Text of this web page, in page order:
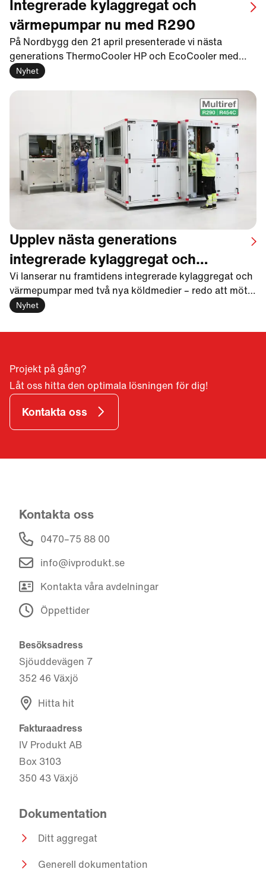
Integrerade kylaggregat och
värmepumpar nu med R290
På Nordbygg den 21 april presenterade vi nästa
generations ThermoCooler HP och EcoCooler med
R290 – ett helt naturligt köldmedium med 0,02 i GWP-
börjar gälla 2027 blev intresset för de nya produkterna
Nyhet
Upplev nästa generations
integrerade kylaggregat och
värmepumpar
Vi lanserar nu framtidens integrerade kylaggregat och
värmepumpar med två nya köldmedier – redo att möta
F-gasförordningen 2027. Samtidigt utökas Envistar
för ökad kostnadsoptimering.
Nyhet
Projekt på gång?
Låt oss hitta den optimala lösningen för dig!
Kontakta oss
Kontakta oss
0470–75 88 00
info@ivprodukt.se
Kontakta våra avdelningar
Öppettider
Besöksadress
Sjöuddevägen 7
352 46 Växjö
Hitta hit
Fakturaadress
IV Produkt AB
Box 3103
350 43 Växjö
Dokumentation
Ditt aggregat
Generell dokumentation